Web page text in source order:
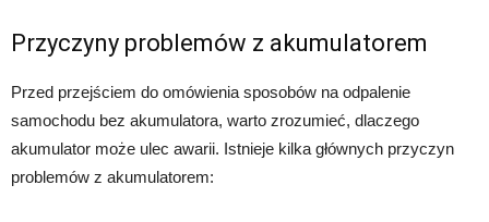
Przyczyny problemów z akumulatorem
Przed przejściem do omówienia sposobów na odpalenie
samochodu bez akumulatora, warto zrozumieć, dlaczego
akumulator może ulec awarii. Istnieje kilka głównych przyczyn
problemów z akumulatorem: